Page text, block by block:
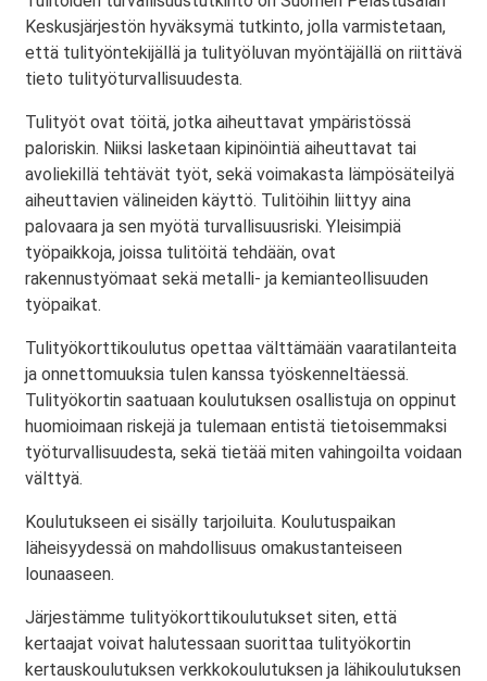
Keskusjärjestön hyväksymä tutkinto, jolla varmistetaan,
että tulityöntekijällä ja tulityöluvan myöntäjällä on riittävä
tieto tulityöturvallisuudesta.
Tulityöt ovat töitä, jotka aiheuttavat ympäristössä
paloriskin. Niiksi lasketaan kipinöintiä aiheuttavat tai
avoliekillä tehtävät työt, sekä voimakasta lämpösäteilyä
aiheuttavien välineiden käyttö. Tulitöihin liittyy aina
palovaara ja sen myötä turvallisuusriski. Yleisimpiä
työpaikkoja, joissa tulitöitä tehdään, ovat
rakennustyömaat sekä metalli- ja kemianteollisuuden
työpaikat.
Tulityökorttikoulutus opettaa välttämään vaaratilanteita
ja onnettomuuksia tulen kanssa työskenneltäessä.
Tulityökortin saatuaan koulutuksen osallistuja on oppinut
huomioimaan riskejä ja tulemaan entistä tietoisemmaksi
työturvallisuudesta, sekä tietää miten vahingoilta voidaan
välttyä.
Koulutukseen ei sisälly tarjoiluita. Koulutuspaikan
läheisyydessä on mahdollisuus omakustanteiseen
lounaaseen.
Järjestämme tulityökorttikoulutukset siten, että
kertaajat voivat halutessaan suorittaa tulityökortin
kertauskoulutuksen verkkokoulutuksen ja lähikoulutuksen